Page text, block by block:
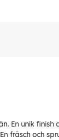
En unik finish
fräsch och